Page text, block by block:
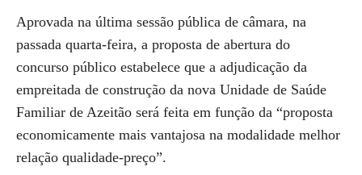
Aprovada na última sessão pública de câmara, na
passada quarta-feira, a proposta de abertura do
concurso público estabelece que a adjudicação da
empreitada de construção da nova Unidade de Saúde
Familiar de Azeitão será feita em função da “proposta
economicamente mais vantajosa na modalidade melhor
relação qualidade-preço”.